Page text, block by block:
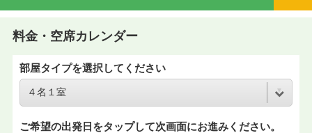
料金・空席カレンダー
部屋タイプを選択してください
ご希望の出発日をタップして次画面にお進みください。